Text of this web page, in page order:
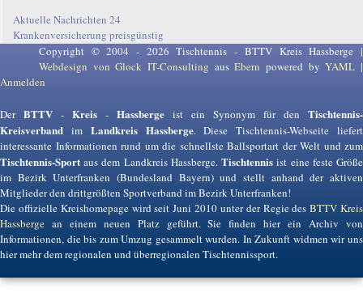
Aktuelle Nachrichten 24
Krankenversicherung preisgünstig
Copyright © 2004 - 2026 Tischtennis - BTTV Kreis Hassberge |
Webdesign von Glock IT-Consulting ausEbern powered byYAML |
Anmelden
Der BTTV - Kreis - Hassberge ist ein Synonym für den Tischtennis-
Kreisverband im Landkreis Hassberge. Diese Tischtennis-Webseite liefert
interessante Informationen rund um die schnellste Ballsportart der Welt und zum
Tischtennis-Sport aus dem Landkreis Hassberge.Tischtennis ist eine feste Größe
im Bezirk Unterfranken (Bundesland Bayern) und stellt anhand der aktiven
Mitglieder den drittgrößten Sportverband im Bezirk Unterfranken!
Die offizielle Kreishomepage wird seit Juni 2010 unter der Regie desBTTV Kreis
Hassberge an einem neuen Platz geführt. Sie finden hier ein Archiv von
Informationen, die bis zum Umzug gesammelt wurden. In Zukunft widmen wir uns
hier mehr dem regionalen und überregionalen Tischtennissport.